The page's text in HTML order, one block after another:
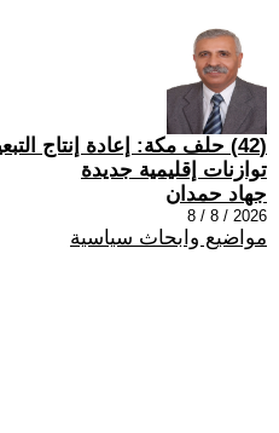
(42) حلف مكة: إعادة إنتاج
توازنات إقليمية جديدة
جهاد حمدان
2026 / 8 / 8
مواضيع وابحاث سياسية